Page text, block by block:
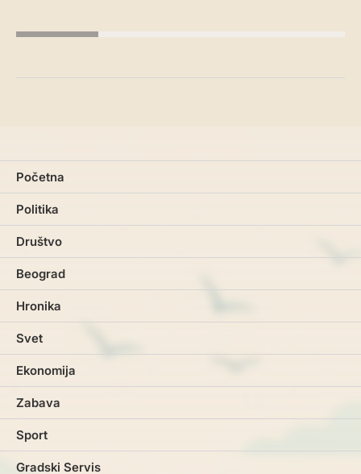
Početna
Politika
Društvo
Beograd
Hronika
Svet
Ekonomija
Zabava
Sport
Gradski Servis